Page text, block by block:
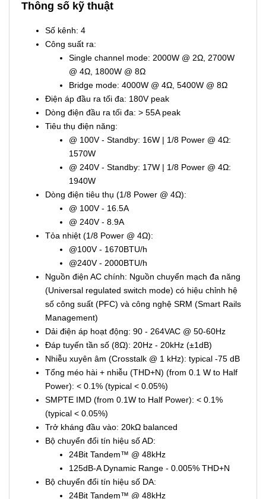
Thông số kỹ thuật
Số kênh: 4
Công suất ra:
Single channel mode: 2000W @ 2Ω, 2700W
@ 4Ω, 1800W @ 8Ω
Bridge mode: 4000W @ 4Ω, 5400W @ 8Ω
Điện áp đầu ra tối đa: 180V peak
Dòng điện đầu ra tối đa: > 55A peak
Tiêu thụ điện năng:
@ 100V - Standby: 16W | 1/8 Power @ 4Ω:
1570W
@ 240V - Standby: 17W | 1/8 Power @ 4Ω:
1940W
Dòng điện tiêu thụ (1/8 Power @ 4Ω):
@ 100V - 16.5A
@ 240V - 8.9A
Tỏa nhiệt (1/8 Power @ 4Ω):
@100V - 1670BTU/h
@240V - 2000BTU/h
Nguồn điện AC chính: Nguồn chuyển mạch đa năng
(Universal regulated switch mode) có hiệu chỉnh hệ
số công suất (PFC) và công nghệ SRM (Smart Rails
Management)
Dải điện áp hoạt động: 90 - 264VAC @ 50-60Hz
Đáp tuyến tần số (8Ω): 20Hz - 20kHz (±1dB)
Nhiễu xuyên âm (Crosstalk @ 1 kHz): typical -75 dB
Tổng méo hài + nhiễu (THD+N) (from 0.1 W to Half
Power): < 0.1% (typical < 0.05%)
SMPTE IMD (from 0.1W to Half Power): < 0.1%
(typical < 0.05%)
Trở kháng đầu vào: 20kΩ balanced
Bộ chuyển đổi tín hiệu số AD:
24Bit Tandem™ @ 48kHz
125dB-A Dynamic Range - 0.005% THD+N
Bộ chuyển đổi tín hiệu số DA:
24Bit Tandem™ @ 48kHz